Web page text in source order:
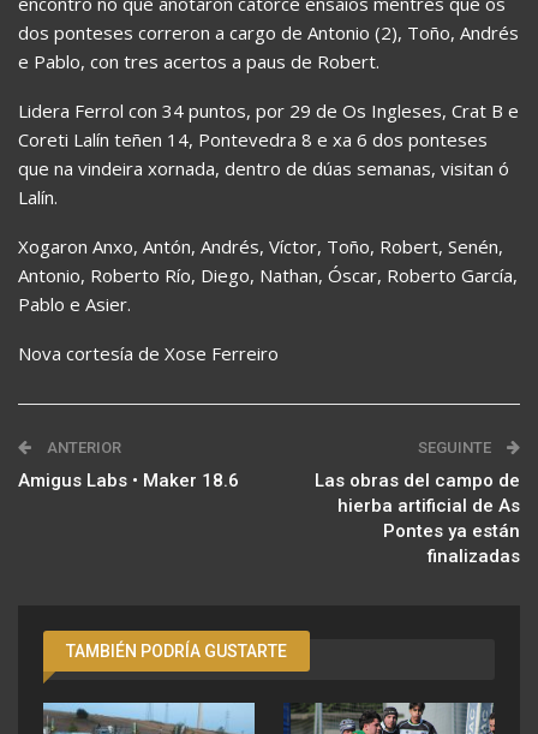
dos ponteses correron a cargo de Antonio (2), Toño, Andrés
e Pablo, con tres acertos a paus de Robert.
Lidera Ferrol con 34 puntos, por 29 de Os Ingleses, Crat B e
Coreti Lalín teñen 14, Pontevedra 8 e xa 6 dos ponteses
que na vindeira xornada, dentro de dúas semanas, visitan ó
Lalín.
Xogaron Anxo, Antón, Andrés, Víctor, Toño, Robert, Senén,
Antonio, Roberto Río, Diego, Nathan, Óscar, Roberto García,
Pablo e Asier.
Nova cortesía de Xose Ferreiro
ANTERIOR
Amigus Labs • Maker 18.6
SEGUINTE
Las obras del campo de
hierba artificial de As
Pontes ya están
finalizadas
TAMBIÉN PODRÍA GUSTARTE